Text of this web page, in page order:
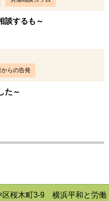
談するも～
らの告発
た～
区桜木町3-9 横浜平和と労働